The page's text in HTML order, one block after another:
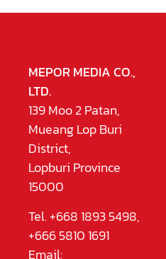
MEPOR MEDIA CO.,
LTD.
139 Moo 2 Patan,
Mueang Lop Buri
District,
Lopburi Province
15000
Tel. +668 1893 5498,
+666 5810 1691
Email: